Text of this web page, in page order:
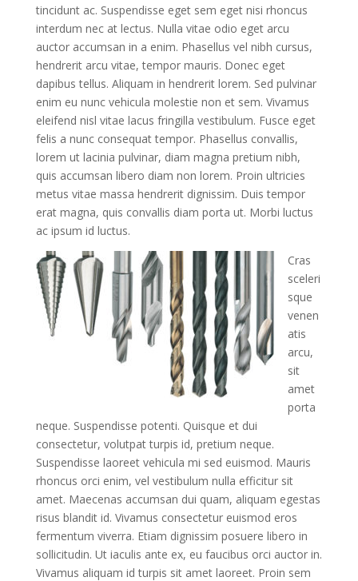
tincidunt ac. Suspendisse eget sem eget nisi rhoncus
interdum nec at lectus. Nulla vitae odio eget arcu
auctor accumsan in a enim. Phasellus vel nibh cursus,
hendrerit arcu vitae, tempor mauris. Donec eget
dapibus tellus. Aliquam in hendrerit lorem. Sed pulvinar
enim eu nunc vehicula molestie non et sem. Vivamus
eleifend nisl vitae lacus fringilla vestibulum. Fusce eget
felis a nunc consequat tempor. Phasellus convallis,
lorem ut lacinia pulvinar, diam magna pretium nibh,
quis accumsan libero diam non lorem. Proin ultricies
metus vitae massa hendrerit dignissim. Duis tempor
erat magna, quis convallis diam porta ut. Morbi luctus
ac ipsum id luctus.
Cras
sceleri
sque
venen
atis
arcu,
sit
amet
porta
neque. Suspendisse potenti. Quisque et dui
consectetur, volutpat turpis id, pretium neque.
Suspendisse laoreet vehicula mi sed euismod. Mauris
rhoncus orci enim, vel vestibulum nulla efficitur sit
amet. Maecenas accumsan dui quam, aliquam egestas
risus blandit id. Vivamus consectetur euismod eros
fermentum viverra. Etiam dignissim posuere libero in
sollicitudin. Ut iaculis ante ex, eu faucibus orci auctor in.
Vivamus aliquam id turpis sit amet laoreet. Proin sem